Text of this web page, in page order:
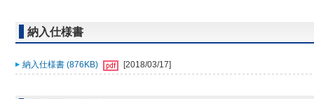
納入仕様書
納入仕様書 (876KB) [2018/03/17]